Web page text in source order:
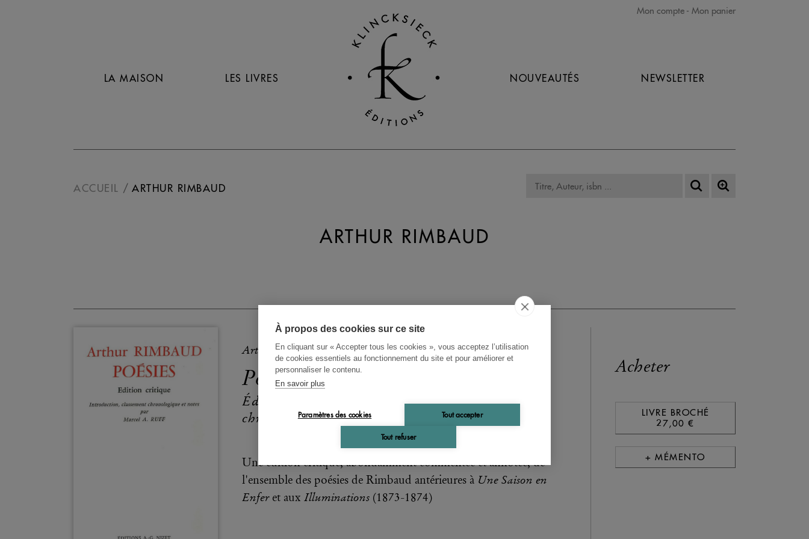
À propos des cookies sur ce site
En cliquant sur « Accepter tous les cookies », vous acceptez l’utilisation
de cookies essentiels au fonctionnement du site et pour améliorer et
personnaliser le contenu.
En savoir plus
Paramètres des cookies Tout accepter
Tout refuser
Mon compte Mon panier
LA MAISON LES LIVRES NOUVEAUTÉS NEWSLETTER
ACCUEIL ARTHUR RIMBAUD
ARTHUR RIMBAUD
Arthur Rimbaud
Poésies
Édition critique; introduction, classement
chronologique et notes par Marcel A. Ruff
Une édition critique, abondamment commentée et annotée, de
l'ensemble des poésies de Rimbaud antérieures à Une Saison en
Enferet aux Illuminations (1873-1874)
Acheter
LIVRE BROCHÉ
27,00 €
+ MÉMENTO